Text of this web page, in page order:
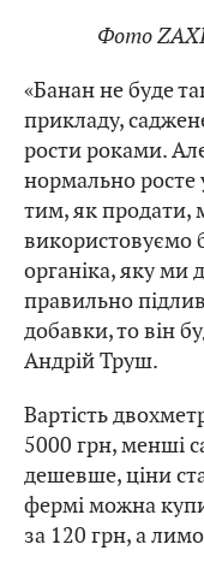
Фото
«Банан не буде
прикладу,
рости роками.
нормально росте
тим, як продати,
використовуємо
органіка, яку ми
правильно
добавки, то він
Андрій Труш.
Вартість
5000 грн, менші
дешевше, ціни
фермі можна
за 120 грн, а